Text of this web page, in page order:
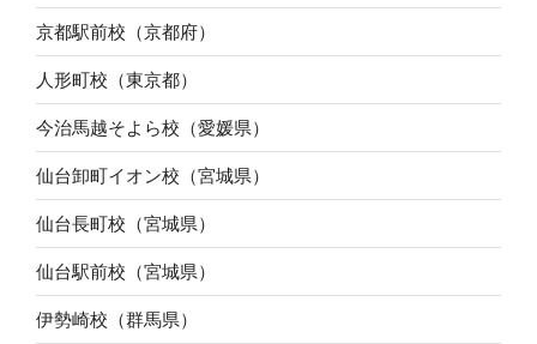
京都駅前校（京都府）
人形町校（東京都）
今治馬越そよら校（愛媛県）
仙台卸町イオン校（宮城県）
仙台長町校（宮城県）
仙台駅前校（宮城県）
伊勢崎校（群馬県）